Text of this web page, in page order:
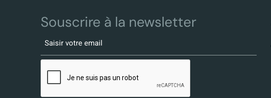
Souscrire à la newsletter